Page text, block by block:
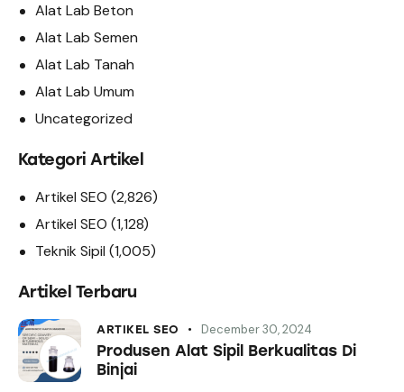
Alat Lab Beton
Alat Lab Semen
Alat Lab Tanah
Alat Lab Umum
Uncategorized
Kategori Artikel
Artikel SEO (2,826)
Artikel SEO (1,128)
Teknik Sipil (1,005)
Artikel Terbaru
ARTIKEL SEO December 30, 2024
Produsen Alat Sipil Berkualitas Di
Binjai